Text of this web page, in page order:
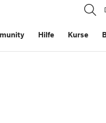
Hilfe Kurse